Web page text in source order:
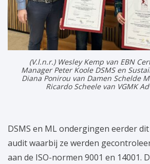
(V.l.n.r.) Wesley Kemp van EBN
Manager Peter Koole DSMS en
Diana Ponirou van Damen Schelde
Ricardo Scheele van VGMK
DSMS en ML ondergingen eerder
audit waarbij ze werden
aan de ISO-normen 9001 en 14001.